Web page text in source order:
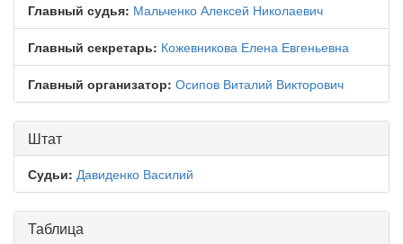
Главный судья: Мальченко Алексей Николаевич
Главный секретарь: Кожевникова Елена Евгеньевна
Главный организатор: Осипов Виталий Викторович
Штат
Судьи: Давиденко Василий
Таблица